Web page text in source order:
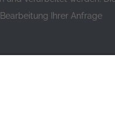
Ihrer Anfrage